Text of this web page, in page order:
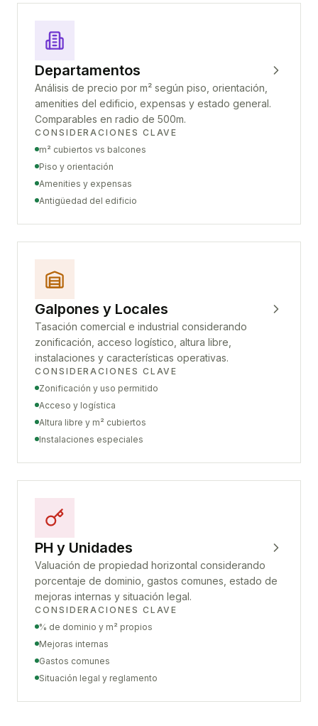
Departamentos
Análisis de precio por m² según piso, orientación,
amenities del edificio, expensas y estado general.
Comparables en radio de 500m.
CONSIDERACIONES CLAVE
m² cubiertos vs balcones
Piso y orientación
Amenities y expensas
Antigüedad del edificio
Galpones y Locales
Tasación comercial e industrial considerando
zonificación, acceso logístico, altura libre,
instalaciones y características operativas.
CONSIDERACIONES CLAVE
Zonificación y uso permitido
Acceso y logística
Altura libre y m² cubiertos
Instalaciones especiales
PH y Unidades
Valuación de propiedad horizontal considerando
porcentaje de dominio, gastos comunes, estado de
mejoras internas y situación legal.
CONSIDERACIONES CLAVE
% de dominio y m² propios
Mejoras internas
Gastos comunes
Situación legal y reglamento